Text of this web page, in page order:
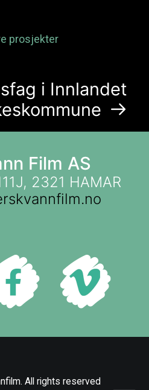
prosjekter
i Innlandet
Film AS
2321 HAMAR
All rights reserved